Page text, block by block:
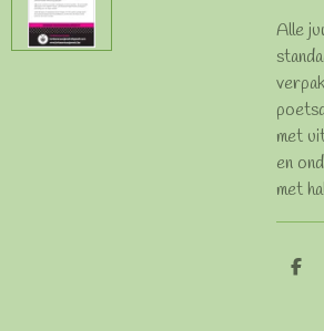
Alle
met
en
met
D